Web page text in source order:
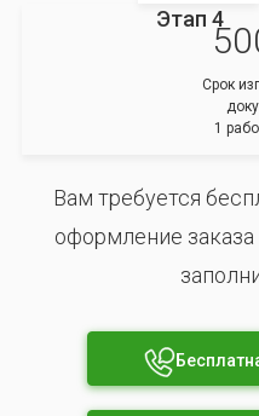
Этап 4
Срок
1
Вам требуется
оформление заказа